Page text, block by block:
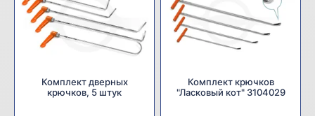
Комплект дверных
крючков, 5 штук
Комплект крючков
"Ласковый кот" 3104029